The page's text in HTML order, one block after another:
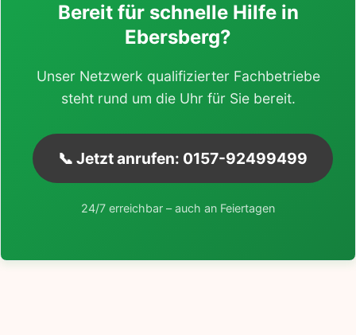
Bereit für schnelle Hilfe in
Ebersberg?
Unser Netzwerk qualifizierter Fachbetriebe
steht rund um die Uhr für Sie bereit.
📞 Jetzt anrufen: 0157-92499499
24/7 erreichbar – auch an Feiertagen